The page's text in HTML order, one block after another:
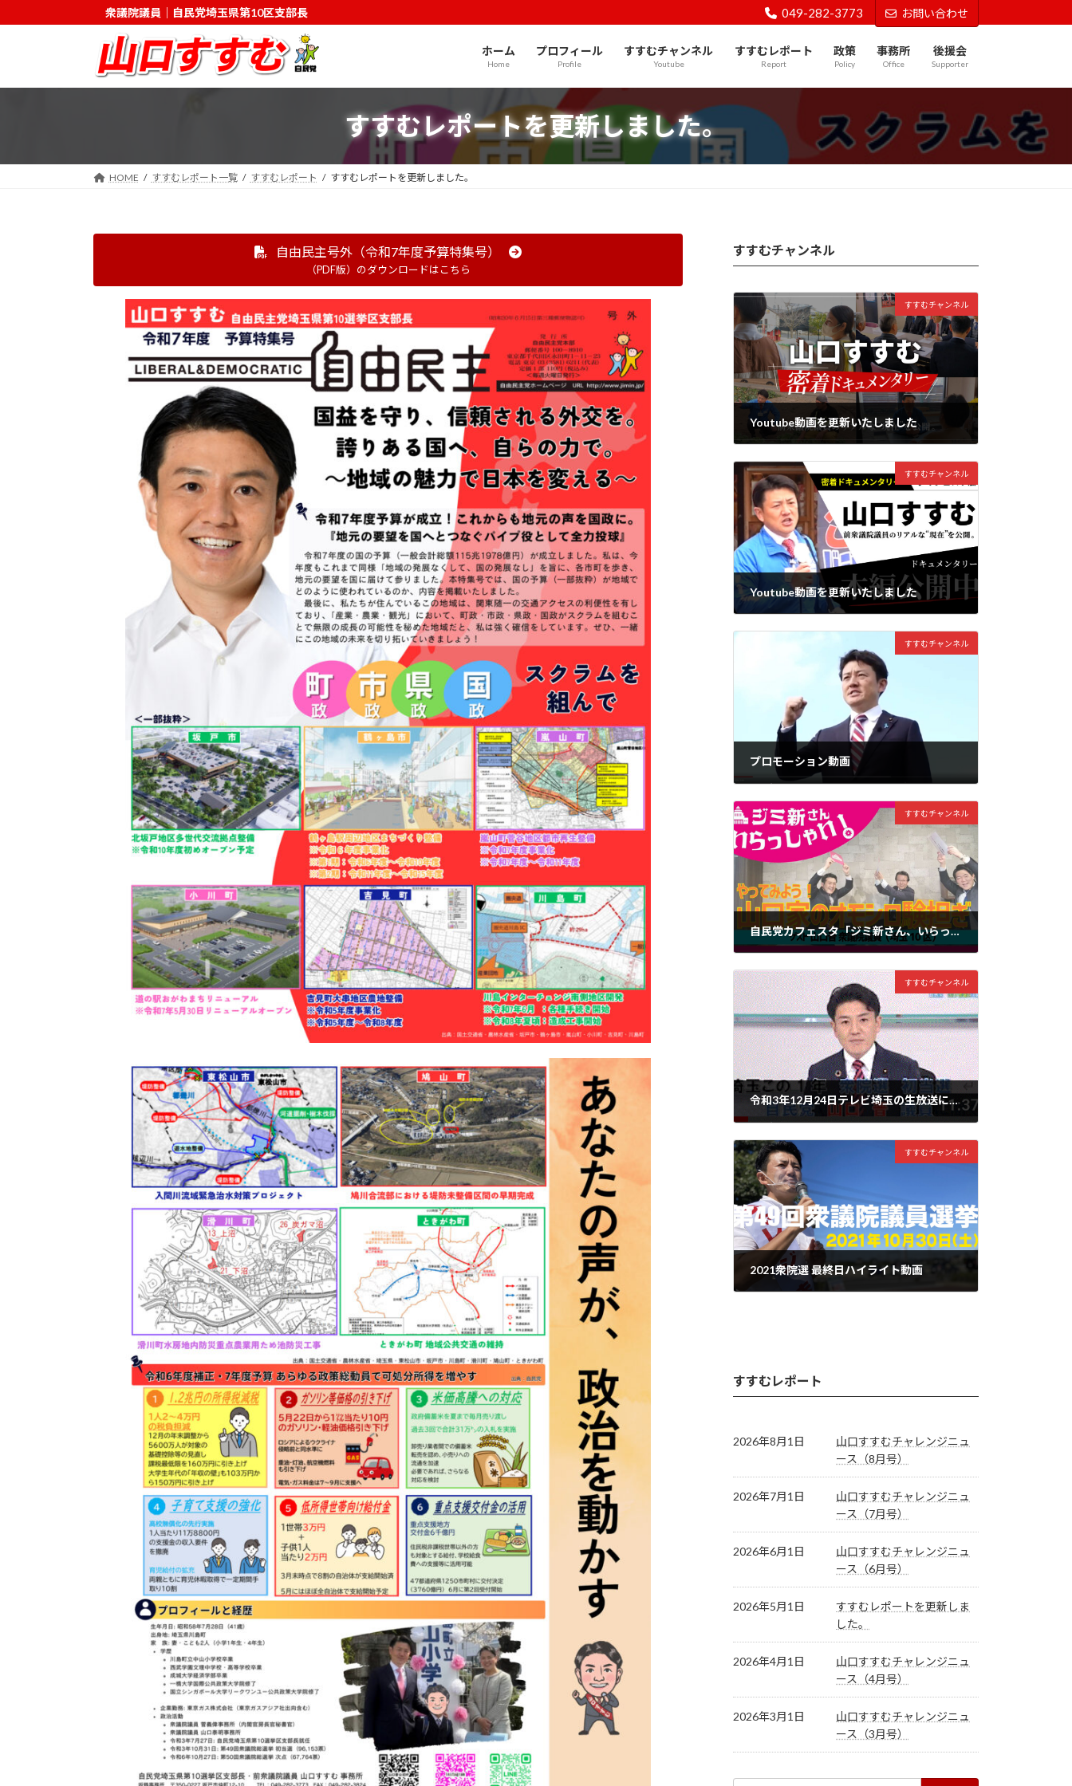
ン
ツ
ッ
ビ
シ
移
衆議院議員｜自民党埼玉県第10区支部長 049-282-3773 お問い合わせ
ホーム
Home
プロフィール
Profile
すすむチャンネル
Youtube
すすむレポート
Report
政策
Policy
事務所
Office
後援会
Supporter
すすむレポートを更新しました。
HOME すすむレポート一覧 すすむレポート すすむレポートを更新しました。
自由民主号外（令和7年度予算特集号）
（PDF版）のダウンロードはこちら
すすむチャンネル
すすむチャンネル
Youtube動画を更新いたしました
2025年4月3日
すすむチャンネル
Youtube動画を更新いたしました
2025年4月3日
すすむチャンネル
プロモーション動画
2023年11月11日
すすむチャンネル
自民党カフェスタ「ジミ新さん、いらっしゃい！」にゲストとしてお招きいただきました。是非、ご覧頂ければ、幸いです。
2023年3月16日
すすむチャンネル
令和3年12月24日テレビ埼玉の生放送に出演させて頂きました。是非、ご覧ください。
2022年1月18日
すすむチャンネル
2021衆院選 最終日ハイライト動画
2021年10月30日
すすむレポート
2026年8月1日
山口すすむチャレンジニュ
ース（8月号）
2026年7月1日
山口すすむチャレンジニュ
ース（7月号）
2026年6月1日
山口すすむチャレンジニュ
ース（6月号）
2026年5月1日
すすむレポートを更新しま
した。
2026年4月1日
山口すすむチャレンジニュ
ース（4月号）
2026年3月1日
山口すすむチャレンジニュ
ース（3月号）